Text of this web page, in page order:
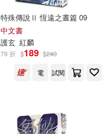
特殊傳說Ⅱ 恆遠之晝篇 09
中文書
護玄 紅麟
79 折 $189 $240
電
試閱